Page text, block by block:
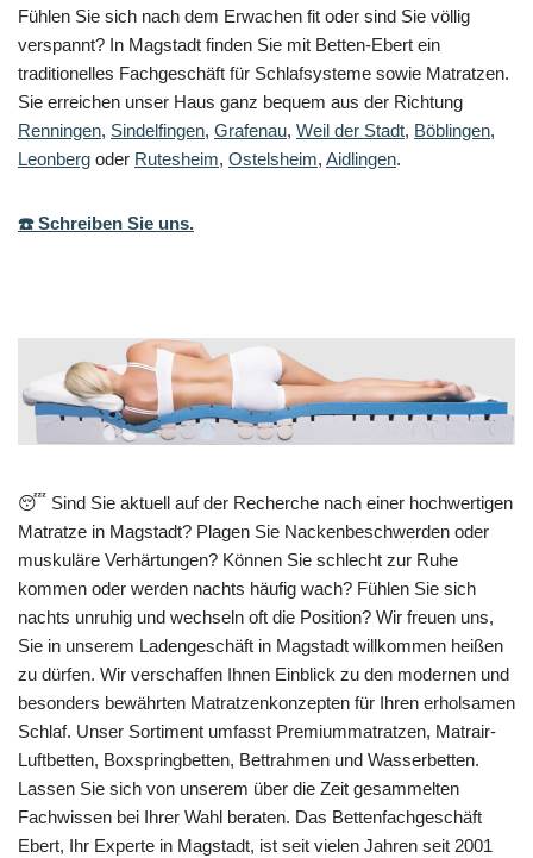
Fühlen Sie sich nach dem Erwachen fit oder sind Sie völlig
verspannt? In Magstadt finden Sie mit Betten-Ebert ein
traditionelles Fachgeschäft für Schlafsysteme sowie Matratzen.
Sie erreichen unser Haus ganz bequem aus der Richtung
Renningen, Sindelfingen, Grafenau, Weil der Stadt, Böblingen,
Leonberg oder Rutesheim, Ostelsheim, Aidlingen.
☎️ Schreiben Sie uns.
😴 Sind Sie aktuell auf der Recherche nach einer hochwertigen
Matratze in Magstadt? Plagen Sie Nackenbeschwerden oder
muskuläre Verhärtungen? Können Sie schlecht zur Ruhe
kommen oder werden nachts häufig wach? Fühlen Sie sich
nachts unruhig und wechseln oft die Position? Wir freuen uns,
Sie in unserem Ladengeschäft in Magstadt willkommen heißen
zu dürfen. Wir verschaffen Ihnen Einblick zu den modernen und
besonders bewährten Matratzenkonzepten für Ihren erholsamen
Schlaf. Unser Sortiment umfasst Premiummatratzen, Matrair-
Luftbetten, Boxspringbetten, Bettrahmen und Wasserbetten.
Lassen Sie sich von unserem über die Zeit gesammelten
Fachwissen bei Ihrer Wahl beraten. Das Bettenfachgeschäft
Ebert, Ihr Experte in Magstadt, ist seit vielen Jahren seit 2001